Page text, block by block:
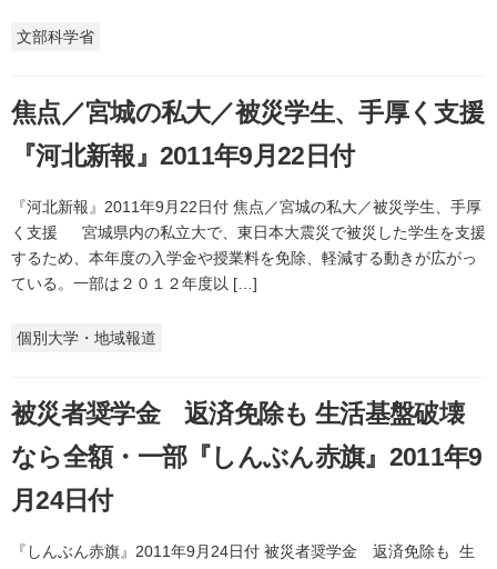
文部科学省
焦点／宮城の私大／被災学生、手厚く支援
『河北新報』2011年9月22日付
『河北新報』2011年9月22日付 焦点／宮城の私大／被災学生、手厚
く支援 宮城県内の私立大で、東日本大震災で被災した学生を支援
するため、本年度の入学金や授業料を免除、軽減する動きが広がっ
ている。一部は２０１２年度以 […]
個別大学・地域報道
被災者奨学金 返済免除も 生活基盤破壊
なら全額・一部『しんぶん赤旗』2011年9
月24日付
『しんぶん赤旗』2011年9月24日付 被災者奨学金 返済免除も 生